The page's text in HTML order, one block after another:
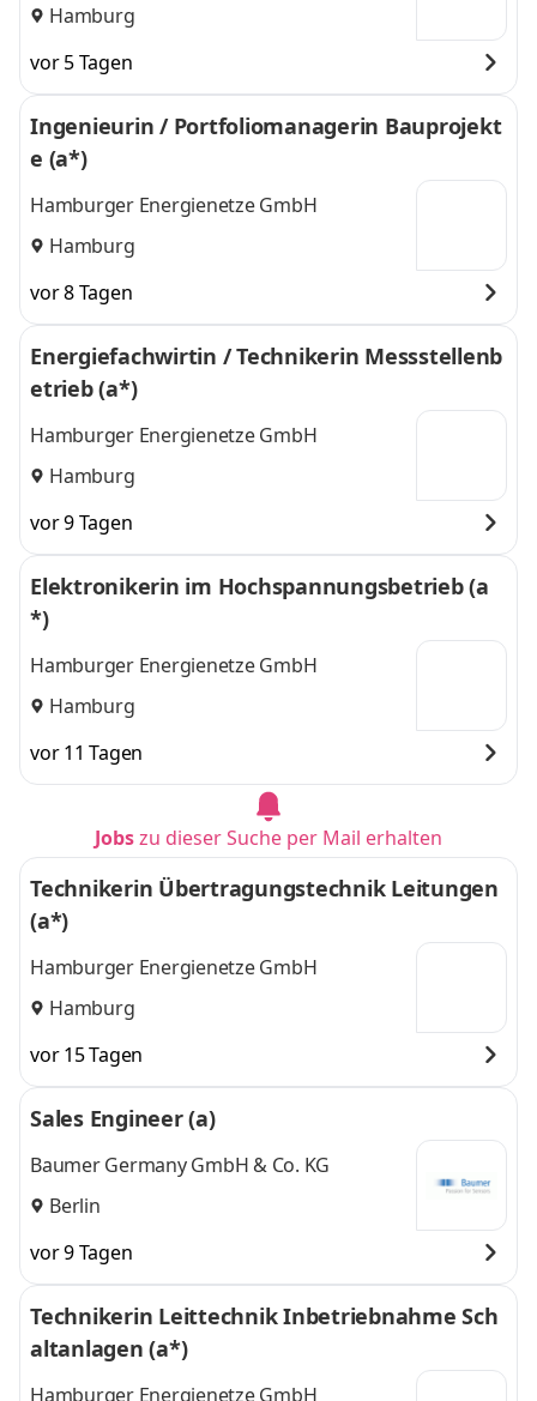
Hamburg
vor 5 Tagen
Ingenieurin / Portfoliomanagerin Bauprojekt
e (a*)
Hamburger Energienetze GmbH
Hamburg
vor 8 Tagen
Energiefachwirtin / Technikerin Messstellenb
etrieb (a*)
Hamburger Energienetze GmbH
Hamburg
vor 9 Tagen
Elektronikerin im Hochspannungsbetrieb (a
*)
Hamburger Energienetze GmbH
Hamburg
vor 11 Tagen
Jobszu dieser Suche per Mail erhalten
Technikerin Übertragungstechnik Leitungen
(a*)
Hamburger Energienetze GmbH
Hamburg
vor 15 Tagen
Sales Engineer (a)
Baumer Germany GmbH & Co. KG
Berlin
vor 9 Tagen
Technikerin Leittechnik Inbetriebnahme Sch
altanlagen (a*)
Hamburger Energienetze GmbH